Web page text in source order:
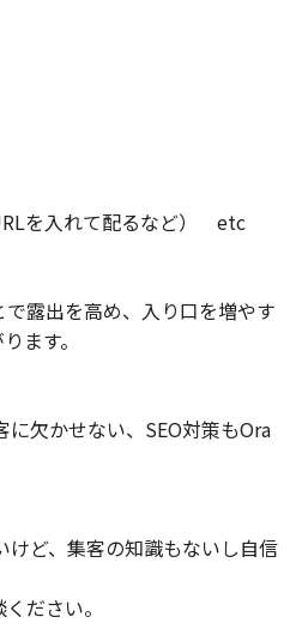
6432-0346
付：平日 10:00~17:00
を入れて配るなど） etc
露出を高め、入り口を増やす
ます。
に欠かせない、SEO対策もOra
けど、集客の知識もないし自信
ださい。